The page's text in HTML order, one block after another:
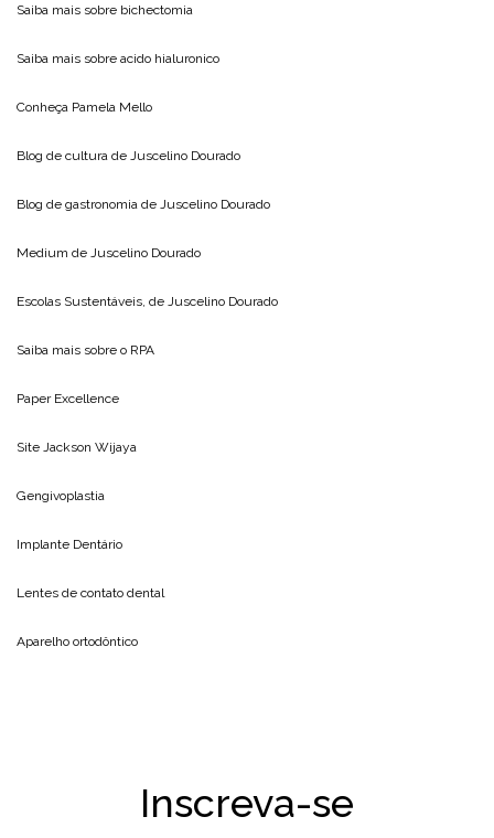
Saiba mais sobre bichectomia
Saiba mais sobre acido hialuronico
Conheça Pamela Mello
Blog de cultura de Juscelino Dourado
Blog de gastronomia de Juscelino Dourado
Medium de Juscelino Dourado
Escolas Sustentáveis, de Juscelino Dourado
Saiba mais sobre o RPA
Paper Excellence
Site Jackson Wijaya
Gengivoplastia
Implante Dentário
Lentes de contato dental
Aparelho ortodôntico
Inscreva-se